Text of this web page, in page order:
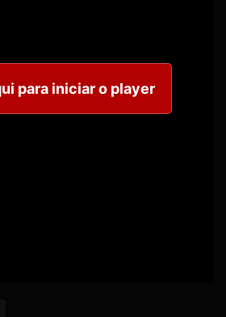
para iniciar o player